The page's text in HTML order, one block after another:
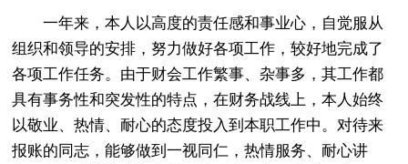
一年来，本人以高度的责任感和事业心，自觉服从
组织和领导的安排，努力做好各项工作，较好地完成了
各项工作任务。由于财会工作繁事、杂事多，其工作都
具有事务性和突发性的特点，在财务战线上，本人始终
以敬业、热情、耐心的态度投入到本职工作中。对待来
报账的同志，能够做到一视同仁，热情服务、耐心讲